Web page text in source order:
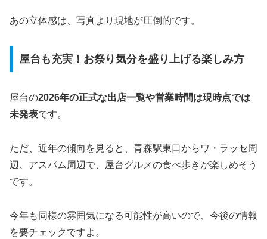
あの立体感は、写真より現地が圧倒的です。
屋台も充実！お祭り気分を盛り上げる楽しみ方
屋台の2026年の正式な出店一覧や営業時間は現時点では
未発表です。
ただ、近年の傾向を見ると、青森駅東口からワ・ラッセ周
辺、アスパム周辺で、屋台グルメの食べ歩きが楽しめそう
です。
今年も同様の雰囲気になる可能性が高いので、今後の情報
を要チェックですよ。